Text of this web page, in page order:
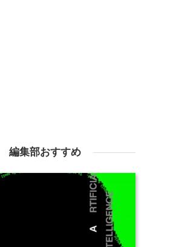
編集部おすすめ